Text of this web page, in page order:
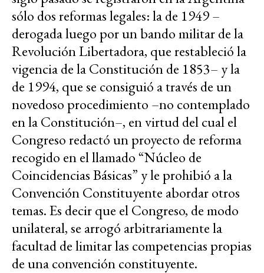
sólo dos reformas legales: la de 1949 –
derogada luego por un bando militar de la
Revolución Libertadora, que restableció la
vigencia de la Constitución de 1853– y la
de 1994, que se consiguió a través de un
novedoso procedimiento –no contemplado
en la Constitución–, en virtud del cual el
Congreso redactó un proyecto de reforma
recogido en el llamado “Núcleo de
Coincidencias Básicas” y le prohibió a la
Convención Constituyente abordar otros
temas. Es decir que el Congreso, de modo
unilateral, se arrogó arbitrariamente la
facultad de limitar las competencias propias
de una convención constituyente.